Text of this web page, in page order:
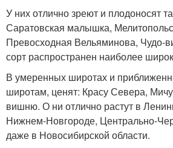
У них отлично зреют и плодоносят
Саратовская малышка,
Превосходная Вельяминова, Чудо-
сорт распространен наиболее
В умеренных широтах и
широтам, ценят: Красу Севера,
вишню. О ни отлично растут в
Нижнем-Новгороде, Центрально-
даже в Новосибирской области.